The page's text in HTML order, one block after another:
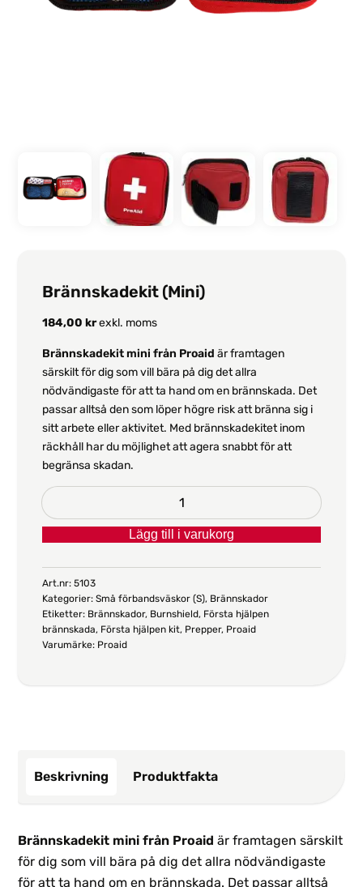
Brännskadekit (Mini)
184,00krexkl. moms
Brännskadekit mini från Proaidär framtagen
särskilt för dig som vill bära på dig det allra
nödvändigaste för att ta hand om en brännskada. Det
passar alltså den som löper högre risk att bränna sig i
sitt arbete eller aktivitet. Med brännskadekitet inom
räckhåll har du möjlighet att agera snabbt för att
begränsa skadan.
Brännskadekit
(Mini)
Lägg till i varukorg
Art.nr:5103
Kategorier:Små förbandsväskor (S), Brännskador
Etiketter: Brännskador, Burnshield, Första hjälpen
brännskada, Första hjälpen kit, Prepper, Proaid
Varumärke: Proaid
Beskrivning Produktfakta
Brännskadekit mini från Proaidär framtagen särskilt
för dig som vill bära på dig det allra nödvändigaste
för att ta hand om en brännskada. Det passar alltså